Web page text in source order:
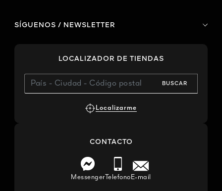
SÍGUENOS / NEWSLETTER
LOCALIZADOR DE TIENDAS
BUSCAR
Localizarme
CONTACTO
MessengerTelefono E-mail